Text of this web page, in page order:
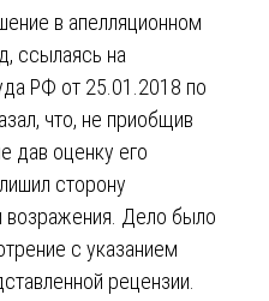
в апелляционном
ссылаясь на
РФ от 25.01.2018 по
что, не приобщив
дав оценку его
сторону
возражения. Дело было
с указанием
рецензии.